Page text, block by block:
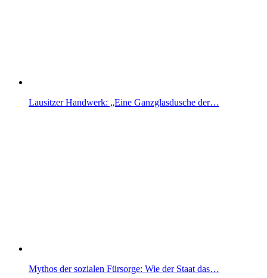
Lausitzer Handwerk: „Eine Ganzglasdusche der…
Mythos der sozialen Fürsorge: Wie der Staat das…